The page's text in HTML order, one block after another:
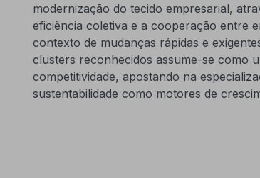
modernização do tecido empresarial,
eficiência coletiva e a cooperação entre
contexto de mudanças rápidas e
clusters reconhecidos assume-se como
competitividade, apostando na
sustentabilidade como motores de